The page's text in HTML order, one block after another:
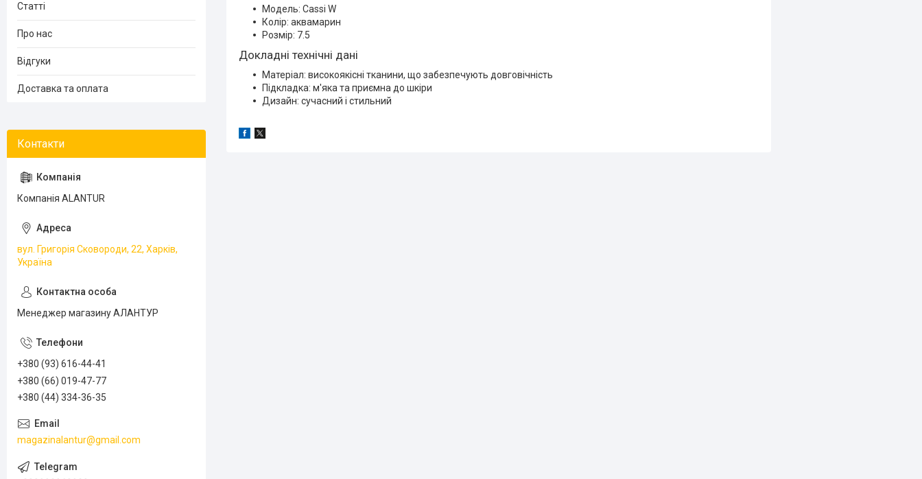
Модель: Cassi W
Колір: аквамарин
Розмір: 7.5
Докладні технічні дані
Матеріал: високоякісні тканини, що забезпечують довговічність
Підкладка: м'яка та приємна до шкіри
Дизайн: сучасний і стильний
Статті
Про нас
Відгуки
Доставка та оплата
Компанія ALANTUR
вул. Григорія Сковороди, 22, Харків,
Україна
Менеджер магазину АЛАНТУР
+380 (93) 616-44-41
+380 (66) 019-47-77
+380 (44) 334-36-35
magazinalantur@gmail.com